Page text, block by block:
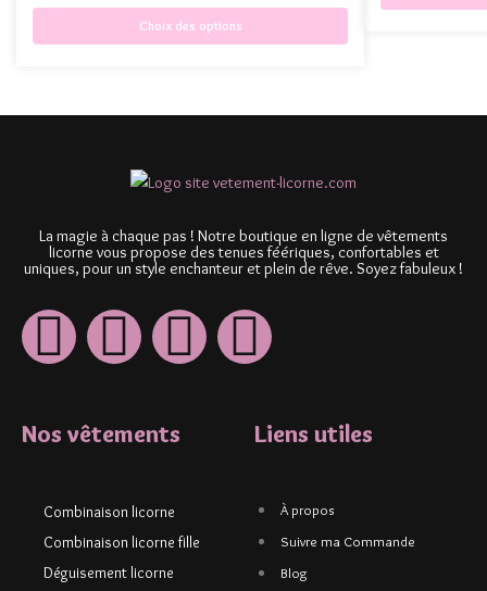
Choix des options
La magie à chaque pas ! Notre boutique en ligne de vêtements
licorne vous propose des tenues féériques, confortables et
uniques, pour un style enchanteur et plein de rêve. Soyez fabuleux !
Nos vêtements
Combinaison licorne
Combinaison licorne fille
Déguisement licorne
Liens utiles
À propos
Suivre ma Commande
Blog